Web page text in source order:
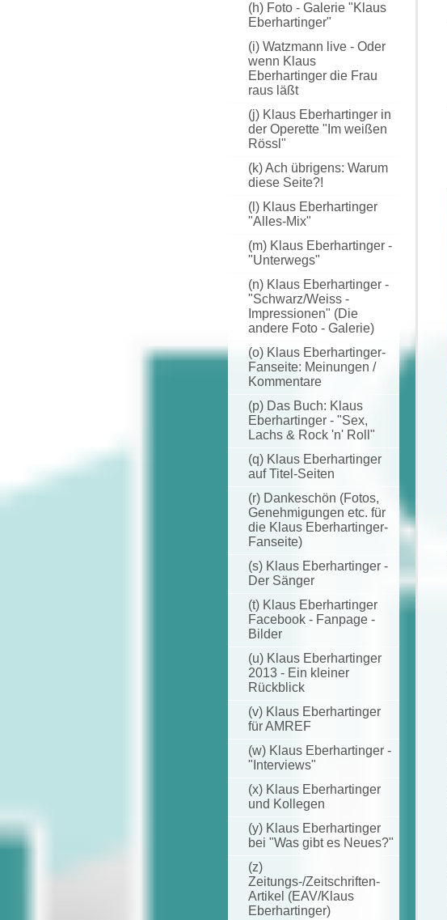
(h) Foto - Galerie "Klaus
Eberhartinger"
(i) Watzmann live - Oder
wenn Klaus
Eberhartinger die Frau
raus läßt
(j) Klaus Eberhartinger in
der Operette "Im weißen
Rössl"
(k) Ach übrigens: Warum
diese Seite?!
(l) Klaus Eberhartinger
"Alles-Mix"
(m) Klaus Eberhartinger -
"Unterwegs"
(n) Klaus Eberhartinger -
"Schwarz/Weiss -
Impressionen" (Die
andere Foto - Galerie)
(o) Klaus Eberhartinger-
Fanseite: Meinungen /
Kommentare
(p) Das Buch: Klaus
Eberhartinger - "Sex,
Lachs & Rock 'n' Roll"
(q) Klaus Eberhartinger
auf Titel-Seiten
(r) Dankeschön (Fotos,
Genehmigungen etc. für
die Klaus Eberhartinger-
Fanseite)
(s) Klaus Eberhartinger -
Der Sänger
(t) Klaus Eberhartinger
Facebook - Fanpage -
Bilder
(u) Klaus Eberhartinger
2013 - Ein kleiner
Rückblick
(v) Klaus Eberhartinger
für AMREF
(w) Klaus Eberhartinger -
"Interviews"
(x) Klaus Eberhartinger
und Kollegen
(y) Klaus Eberhartinger
bei "Was gibt es Neues?"
(z)
Zeitungs-/Zeitschriften-
Artikel (EAV/Klaus
Eberhartinger)